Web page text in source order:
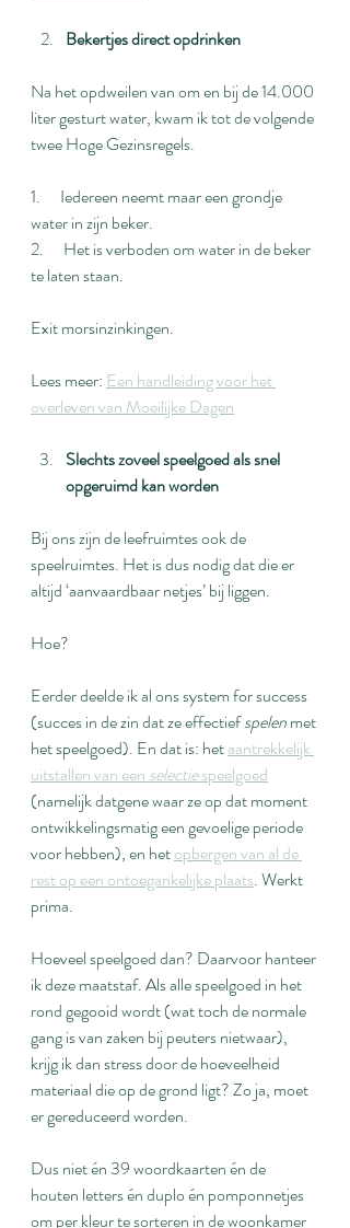
Bekertjes direct opdrinken
Na het opdweilen van om en bij de 14.000
liter gesturt water, kwam ik tot de volgende
twee Hoge Gezinsregels.
1.      Iedereen neemt maar een grondje
water in zijn beker.
2.      Het is verboden om water in de beker
te laten staan.
Exit morsinzinkingen.
Lees meer: Een handleiding voor het
overleven van Moeilijke Dagen
Slechts zoveel speelgoed als snel
opgeruimd kan worden
Bij ons zijn de leefruimtes ook de
speelruimtes. Het is dus nodig dat die er
altijd ‘aanvaardbaar netjes’ bij liggen.
Hoe?
Eerder deelde ik al ons system for success
(succes in de zin dat ze effectief spelen met
het speelgoed). En dat is: het aantrekkelijk
uitstallen van een selectie speelgoed
(namelijk datgene waar ze op dat moment
ontwikkelingsmatig een gevoelige periode
voor hebben), en het opbergen van al de
rest op een ontoegankelijke plaats. Werkt
prima.
Hoeveel speelgoed dan? Daarvoor hanteer
ik deze maatstaf. Als alle speelgoed in het
rond gegooid wordt (wat toch de normale
gang is van zaken bij peuters nietwaar),
krijg ik dan stress door de hoeveelheid
materiaal die op de grond ligt? Zo ja, moet
er gereduceerd worden.
Dus niet én 39 woordkaarten én de
houten letters én duplo én pomponnetjes
om per kleur te sorteren in de woonkamer